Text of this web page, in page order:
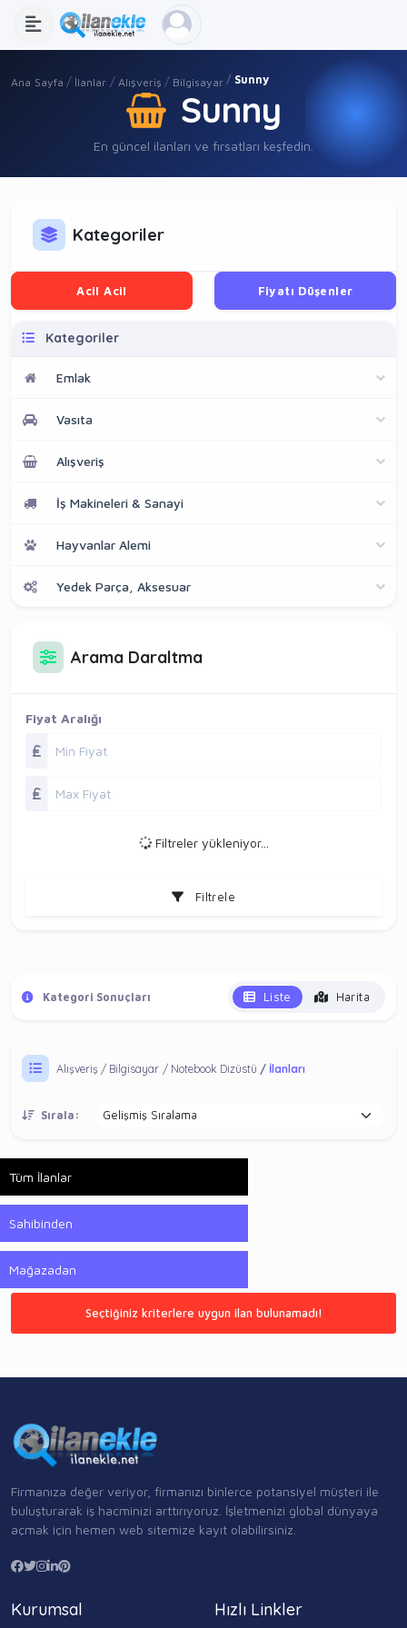
Ana Sayfa İlanlar Alışveriş Bilgisayar Sunny
Sunny
En güncel ilanları ve fırsatları keşfedin.
Kategoriler
Acil Acil Fiyatı Düşenler
Kategoriler
Emlak
Vasıta
Alışveriş
İş Makineleri & Sanayi
Hayvanlar Alemi
Yedek Parça, Aksesuar
Arama Daraltma
Fiyat Aralığı
Filtreler yükleniyor...
Filtrele
Kategori Sonuçları Liste Harita
Alışveriş Bilgisayar Notebook Dizüstü İlanları
Sırala:
Tüm İlanlar
Sahibinden
Mağazadan
Seçtiğiniz kriterlere uygun ilan bulunamadı!
Firmanıza değer veriyor, firmanızı binlerce potansiyel müşteri ile
buluşturarak iş hacminizi arttırıyoruz. İşletmenizi global dünyaya
açmak için hemen web sitemize kayıt olabilirsiniz.
Kurumsal Hızlı Linkler